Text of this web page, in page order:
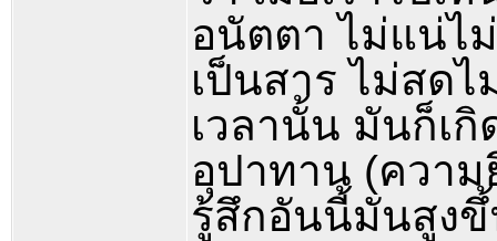
อนัตตา ไม่แน่ไ
เป็นสาร ไม่สด
เวลานั้น มันก็เ
อุปาทาน (ควา
รู้สึกอันนี้มันสูง